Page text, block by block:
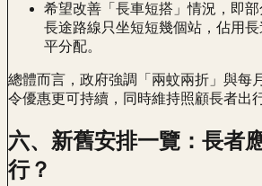
希望改善「長車短搭」情況，即
長途路線只坐短短幾個站，佔用
平分配。
總體而言，政府強調「兩蚊兩折」與每
令優惠更可持續，同時維持照顧長者出
六、新舊安排一覽：長者
行？